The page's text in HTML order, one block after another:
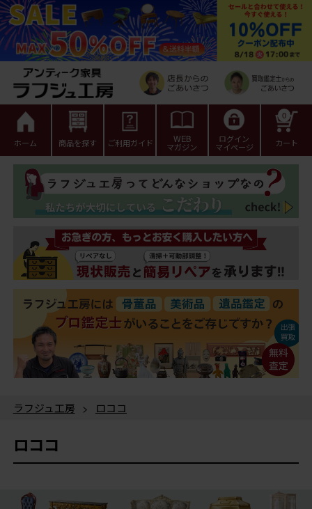
ホーム 商品を探す ご利用ガイド WEB
マガジン
ログイン
マイページ カート
0
ラフジュ工房 > ロココ
ロココ